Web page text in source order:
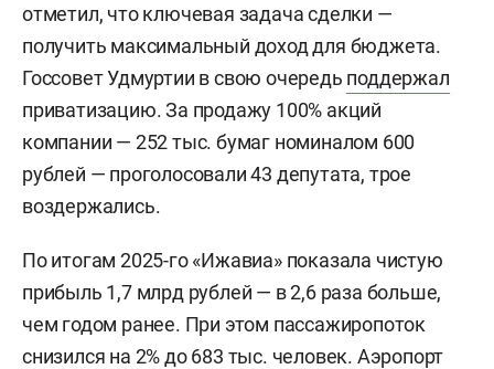
отметил, что ключевая задача сделки —
получить максимальный доход для бюджета.
Госсовет Удмуртии в свою очередь поддержал
приватизацию. За продажу 100% акций
компании — 252 тыс. бумаг номиналом 600
рублей — проголосовали 43 депутата, трое
воздержались.
По итогам 2025-го «Ижавиа» показала чистую
прибыль 1,7 млрд рублей — в 2,6 раза больше,
чем годом ранее. При этом пассажиропоток
снизился на 2% до 683 тыс. человек. Аэропорт